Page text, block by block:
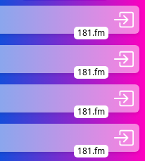
181.fm
181.fm
181.fm
181.fm